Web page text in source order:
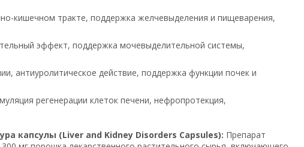
кишечном тракте, поддержка желчевыделения и пищеварения,
эффект, поддержка мочевыделительной системы,
антиуролитическое действие, поддержка функции почек и
регенерации клеток печени, нефропротекция,
капсулы (Liver and Kidney Disorders Capsules): Препарат